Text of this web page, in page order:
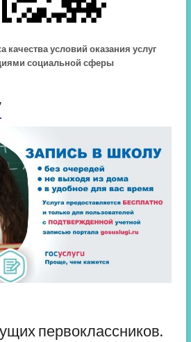
качества условий оказания услуг
социальной сферы
первоклассников.